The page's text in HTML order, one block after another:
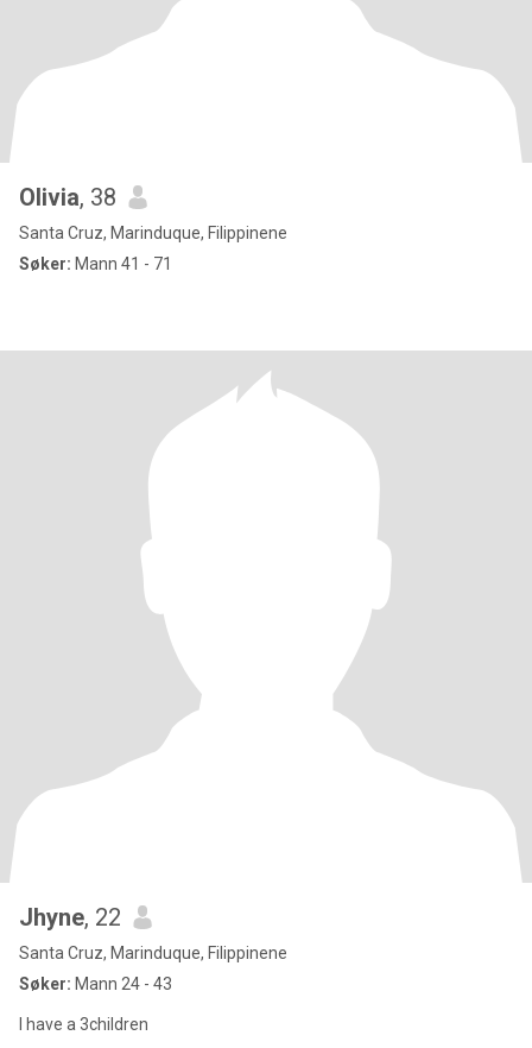
Olivia, 38
Santa Cruz, Marinduque, Filippinene
Søker: Mann 41 - 71
Jhyne, 22
Santa Cruz, Marinduque, Filippinene
Søker: Mann 24 - 43
I have a 3children